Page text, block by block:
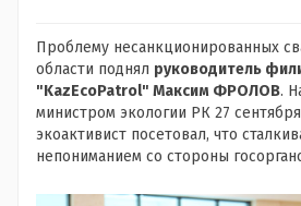
Проблему несанкционированных
области поднял руководитель
"KazEcoPatrol" Максим ФРОЛОВ.
министром экологии РК 27
экоактивист посетовал, что
непониманием со стороны